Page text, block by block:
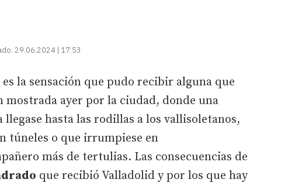
29.06.2024 | 17:53
es la sensación que pudo recibir alguna que
mostrada ayer por la ciudad, donde una
llegase hasta las rodillas a los vallisoletanos,
túneles o que irrumpiese en
más de tertulias. Las consecuencias de
que recibió Valladolid y por los que hay